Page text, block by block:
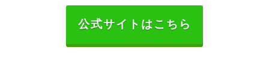
公式サイトはこちら